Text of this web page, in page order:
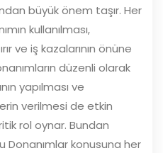
büyük önem taşır. Her
kullanılması,
ve iş kazalarının önüne
düzenli olarak
yapılması ve
verilmesi de etkin
rol oynar. Bundan
Donanımlar konusuna her